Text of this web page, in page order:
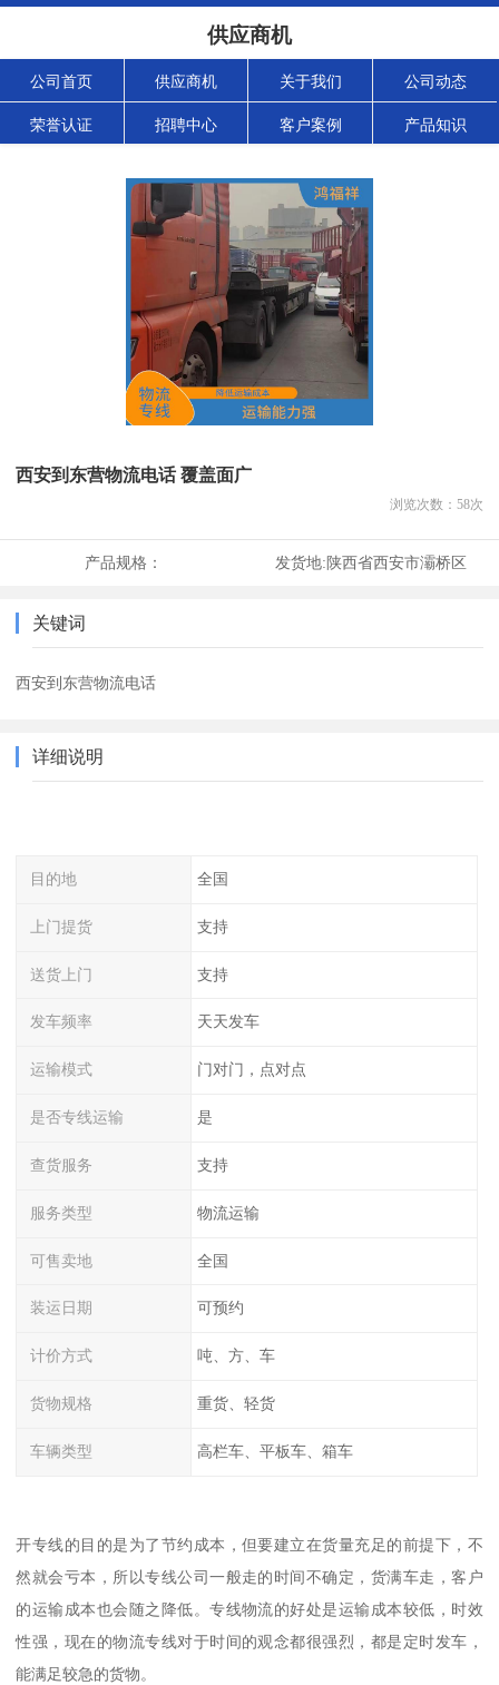
供应商机
公司首页 供应商机 关于我们 公司动态
荣誉认证 招聘中心 客户案例 产品知识
西安到东营物流电话 覆盖面广
浏览次数： 58次
产品规格： 发货地:陕西省西安市灞桥区
关键词
西安到东营物流电话
详细说明
目的地 全国
上门提货 支持
送货上门 支持
发车频率 天天发车
运输模式 门对门，点对点
是否专线运输 是
查货服务 支持
服务类型 物流运输
可售卖地 全国
装运日期 可预约
计价方式 吨、方、车
货物规格 重货、轻货
车辆类型 高栏车、平板车、箱车
开专线的目的是为了节约成本，但要建立在货量充足的前提下，不
然就会亏本，所以专线公司一般走的时间不确定，货满车走，客户
的运输成本也会随之降低。专线物流的好处是运输成本较低，时效
性强，现在的物流专线对于时间的观念都很强烈，都是定时发车，
能满足较急的货物。